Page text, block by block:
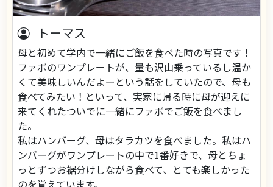
トーマス
母と初めて学内で一緒にご飯を食べた時の写真です！
ファボのワンプレートが、量も沢山乗っているし温か
くて美味しいんだよーという話をしていたので、母も
食べてみたい！といって、実家に帰る時に母が迎えに
来てくれたついでに一緒にファボでご飯を食べまし
た。
私はハンバーグ、母はタラカツを食べました。私はハ
ンバーグがワンプレートの中で1番好きで、母とちょ
っとずつお裾分けしながら食べて、とても楽しかった